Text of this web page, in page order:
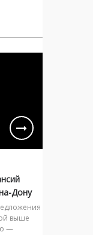
Дону
выше
—